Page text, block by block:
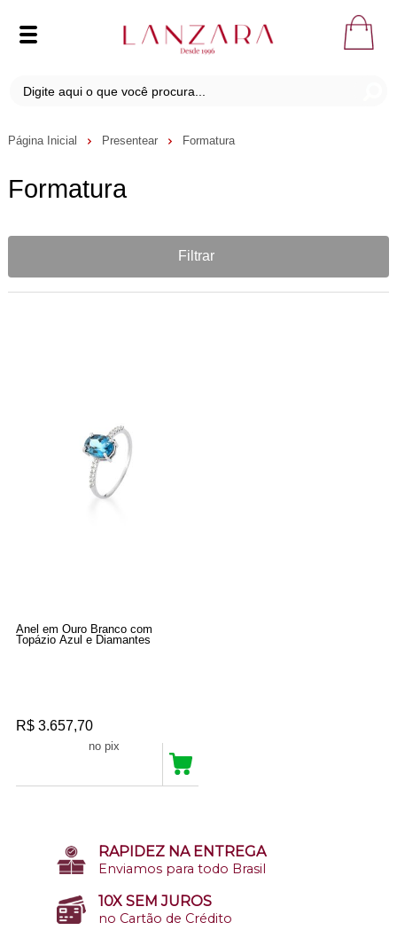
Página Inicial Presentear Formatura
Formatura
Filtrar
Anel em Ouro Branco com
Topázio Azul e Diamantes
R$ 3.657,70
no pix
RAPIDEZ NA ENTREGA
Enviamos para todo Brasil
10X SEM JUROS
no Cartão de Crédito